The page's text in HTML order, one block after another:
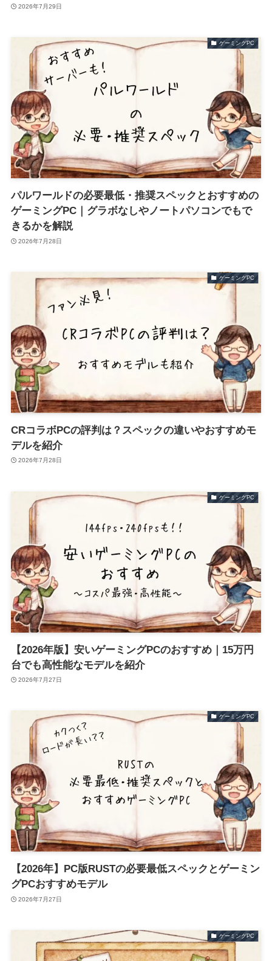
2026年7月29日
ゲーミングPC
パルワールドの必要最低・推奨スペックとおすすめの
ゲーミングPC｜グラボなしやノートパソコンでもで
きるかを解説
2026年7月28日
ゲーミングPC
CRコラボPCの評判は？スペックの違いやおすすめモ
デルを紹介
2026年7月28日
ゲーミングPC
【2026年版】安いゲーミングPCのおすすめ｜15万円
台でも高性能なモデルを紹介
2026年7月27日
ゲーミングPC
【2026年】PC版RUSTの必要最低スペックとゲーミン
グPCおすすめモデル
2026年7月27日
ゲーミングPC